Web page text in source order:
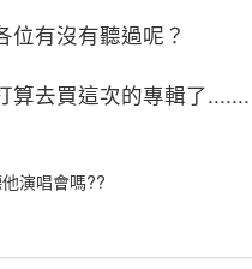
位有沒有聽過呢？
算去買這次的專輯了.......
演唱會嗎??